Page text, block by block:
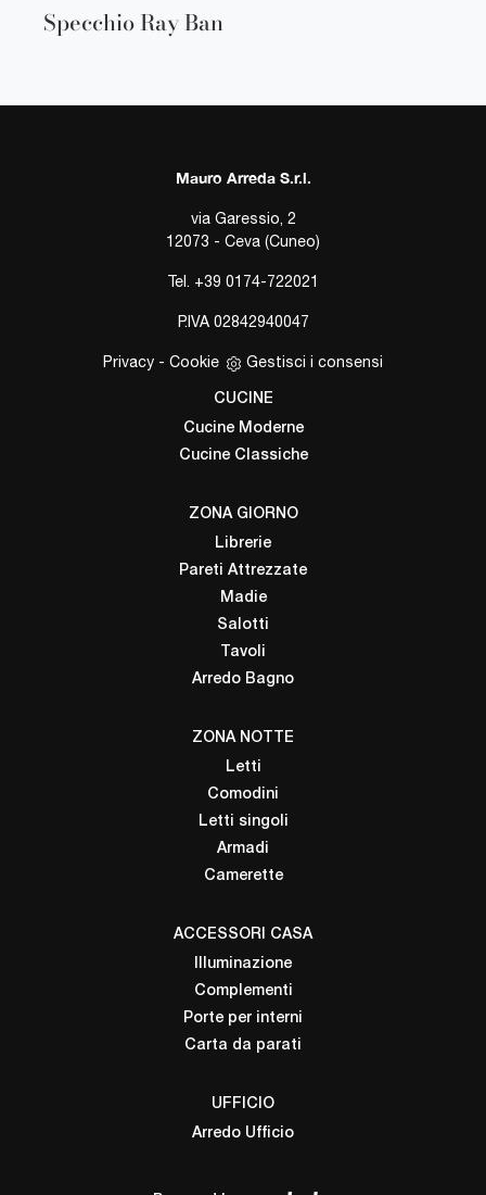
Specchio Ray Ban
Mauro Arreda S.r.l.
via Garessio, 2
12073 - Ceva (Cuneo)
Tel. +39 0174-722021
P.IVA 02842940047
Privacy - Cookie Gestisci i consensi
CUCINE
Cucine Moderne
Cucine Classiche
ZONA GIORNO
Librerie
Pareti Attrezzate
Madie
Salotti
Tavoli
Arredo Bagno
ZONA NOTTE
Letti
Comodini
Letti singoli
Armadi
Camerette
ACCESSORI CASA
Illuminazione
Complementi
Porte per interni
Carta da parati
UFFICIO
Arredo Ufficio